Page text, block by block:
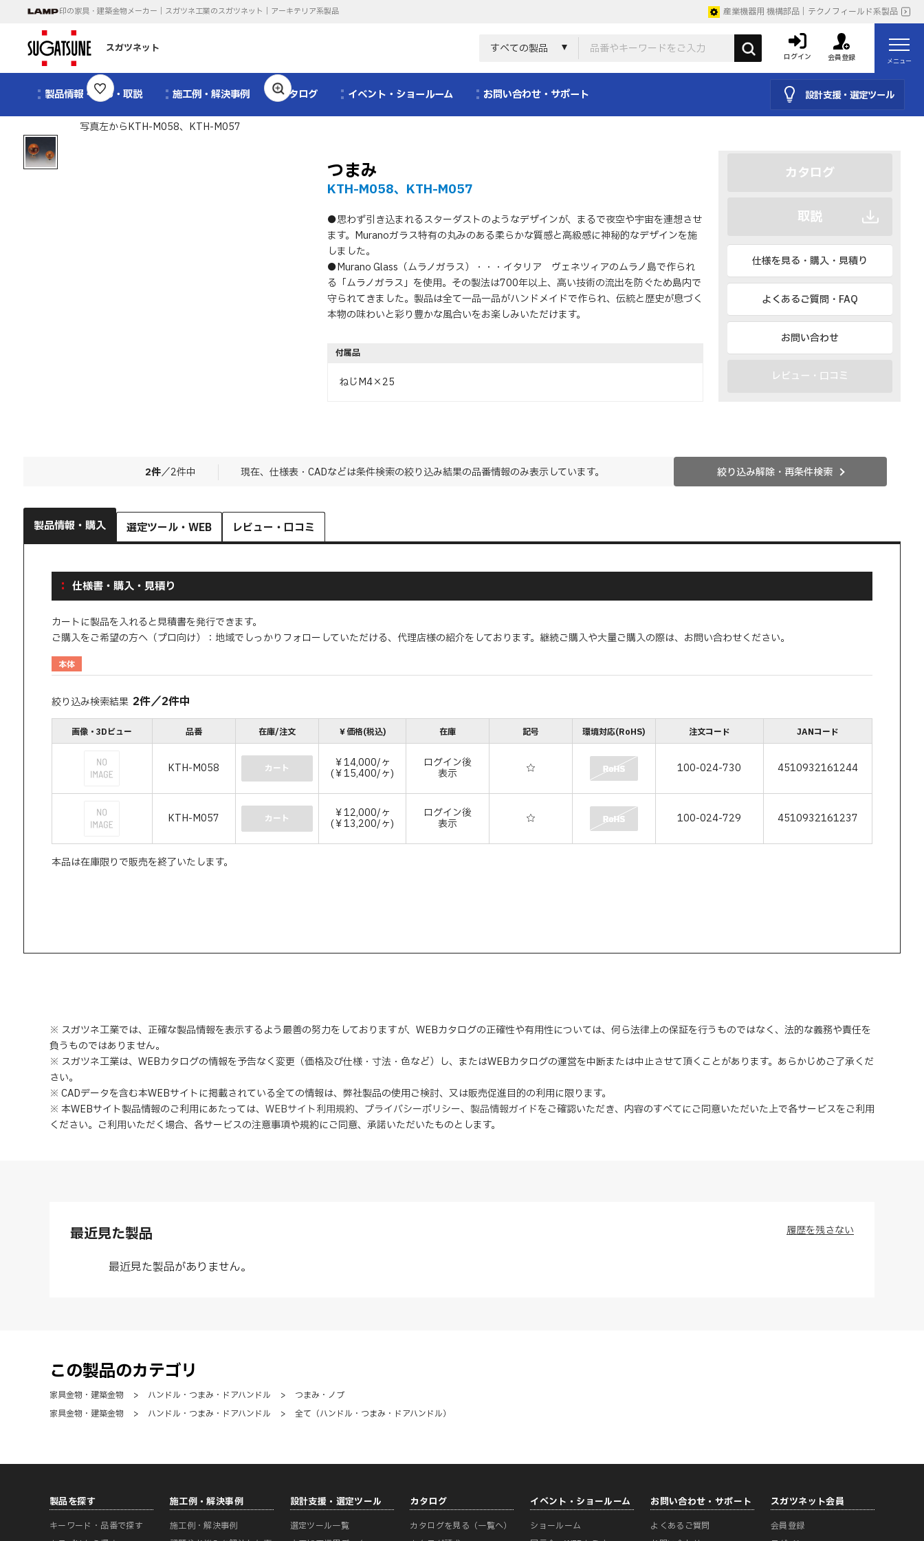
印の家具・建築金物メーカー｜スガツネ工業のスガツネット｜アーキテリア系製品 産業機器用 機構部品｜テクノフィールド系製品
スガツネット すべての製品
ログイン 会員登録 メニュー
製品情報・CAD・取説 施工例・解決事例 カタログ イベント・ショールーム お問い合わせ・サポート 設計支援・選定ツール
1/1
写真左からKTH-M058、KTH-M057
つまみ
KTH-M058、KTH-M057
●思わず引き込まれるスターダストのようなデザインが、まるで夜空や宇宙を連想させ
ます。Muranoガラス特有の丸みのある柔らかな質感と高級感に神秘的なデザインを施
しました。
●Murano Glass（ムラノガラス）・・・イタリア ヴェネツィアのムラノ島で作られ
る「ムラノガラス」を使用。その製法は700年以上、高い技術の流出を防ぐため島内で
守られてきました。製品は全て一品一品がハンドメイドで作られ、伝統と歴史が息づく
本物の味わいと彩り豊かな風合いをお楽しみいただけます。
付属品
ねじM4×25
カタログ
取説
仕様を見る・購入・見積り
よくあるご質問・FAQ
お問い合わせ
レビュー・口コミ
2件／2件中 現在、仕様表・CADなどは条件検索の絞り込み結果の品番情報のみ表示しています。 絞り込み解除・再条件検索
製品情報・購入 選定ツール・WEB レビュー・口コミ
仕様書・購入・見積り
カートに製品を入れると見積書を発行できます。
ご購入をご希望の方へ（プロ向け）：地域でしっかりフォローしていただける、代理店様の紹介をしております。継続ご購入や大量ご購入の際は、お問い合わせください。
本体
絞り込み検索結果 2件／2件中
画像・3Dビュー 品番 在庫/注文 ￥価格(税込) 在庫 記号 環境対応(RoHS) 注文コード JANコード
KTH-M058 カート ￥14,000/ヶ
(￥15,400/ヶ)
ログイン後
表示 ☆ 100-024-730 4510932161244
KTH-M057 カート ￥12,000/ヶ
(￥13,200/ヶ)
ログイン後
表示 ☆ 100-024-729 4510932161237
本品は在庫限りで販売を終了いたします。
※ スガツネ工業では、正確な製品情報を表示するよう最善の努力をしておりますが、WEBカタログの正確性や有用性については、何ら法律上の保証を行うものではなく、法的な義務や責任を
負うものではありません。
※ スガツネ工業は、WEBカタログの情報を予告なく変更（価格及び仕様・寸法・色など）し、またはWEBカタログの運営を中断または中止させて頂くことがあります。あらかじめご了承くだ
さい。
※ CADデータを含む本WEBサイトに掲載されている全ての情報は、弊社製品の使用ご検討、又は販売促進目的の利用に限ります。
※ 本WEBサイト製品情報のご利用にあたっては、 WEBサイト利用規約、 プライバシーポリシー、 製品情報ガイドをご確認いただき、内容のすべてにご同意いただいた上で各サービスをご利用
ください。ご利用いただく場合、各サービスの注意事項や規約にご同意、 承諾いただいたものとします。
最近見た製品
最近見た製品がありません。
履歴を残さない
この製品のカテゴリ
家具金物・建築金物 > ハンドル・つまみ・ドアハンドル >
つまみ・ノブ
家具金物・建築金物
> ハンドル・つまみ・ドアハンドル > 全て（ハンドル・つまみ・ドアハンドル）
製品を探す
キーワード・品番で探す
施工例・解決事例
施工例・解決事例
設計支援・選定ツール
選定ツール一覧
カタログ
カタログを見る（一覧へ）
イベント・ショールーム
ショールーム
お問い合わせ・サポート
よくあるご質問
スガツネット会員
会員登録